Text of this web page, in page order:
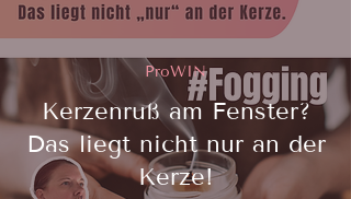
Kerzenruß am Fenster?
Das liegt nicht nur an der
Kerze!
ProWIN